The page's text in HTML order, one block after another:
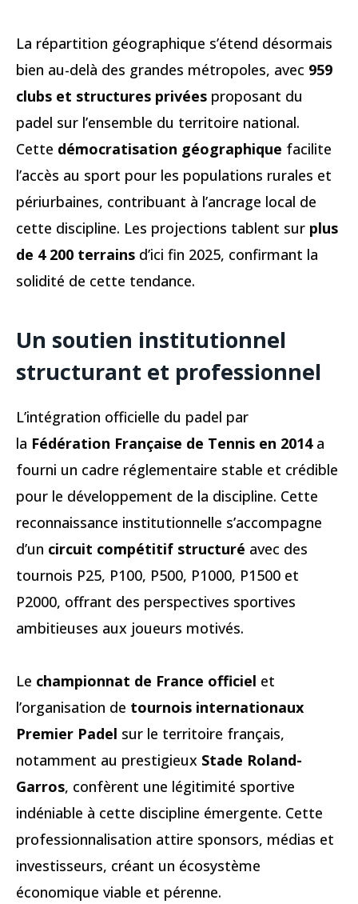
La répartition géographique s’étend désormais
bien au-delà des grandes métropoles, avec 959
clubs et structures privées proposant du
padel sur l’ensemble du territoire national.
Cette démocratisation géographique facilite
l’accès au sport pour les populations rurales et
périurbaines, contribuant à l’ancrage local de
cette discipline. Les projections tablent sur plus
de 4 200 terrains d’ici fin 2025, confirmant la
solidité de cette tendance.
Un soutien institutionnel
structurant et professionnel
L’intégration officielle du padel par
la Fédération Française de Tennis en 2014a
fourni un cadre réglementaire stable et crédible
pour le développement de la discipline. Cette
reconnaissance institutionnelle s’accompagne
d’un circuit compétitif structuré avec des
tournois P25, P100, P500, P1000, P1500 et
P2000, offrant des perspectives sportives
ambitieuses aux joueurs motivés.
Le championnat de France officiel et
l’organisation de tournois internationaux
Premier Padel sur le territoire français,
notamment au prestigieux Stade Roland-
Garros, confèrent une légitimité sportive
indéniable à cette discipline émergente. Cette
professionnalisation attire sponsors, médias et
investisseurs, créant un écosystème
économique viable et pérenne.